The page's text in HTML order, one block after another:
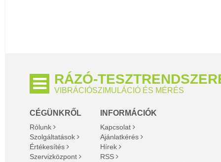
RÁZÓ-
VIBRÁCIÓSZIMULÁCIÓ ÉS MÉRÉS
CÉGÜNKRŐL
Rólunk
Szolgáltatások
Értékesítés
Szervizközpont
INFORMÁCIÓK
Kapcsolat
Ajánlatkérés
Hírek
RSS